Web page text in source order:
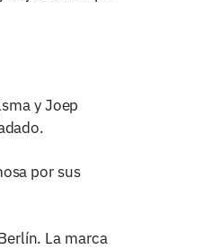
y Joep
por sus
La marca